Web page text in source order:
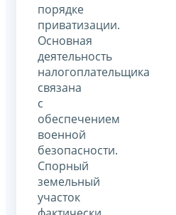
порядке
приватизации.
Основная
деятельность
налогоплательщика
связана
с
обеспечением
военной
безопасности.
Спорный
земельный
участок